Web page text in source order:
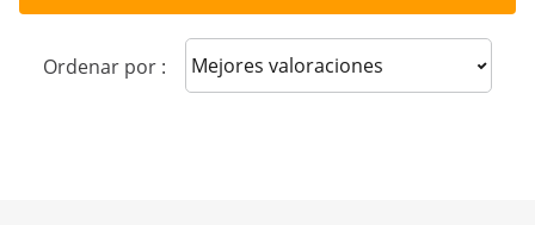
Ordenar por : Sort reviews